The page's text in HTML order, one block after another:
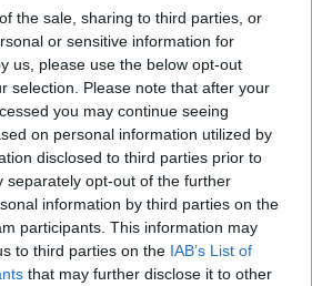
the sale, sharing to third parties, or
or sensitive information for
us, please use the below opt-out
selection. Please note that after your
you may continue seeing
on personal information utilized by
disclosed to third parties prior to
separately opt-out of the further
information by third parties on the
participants. This information may
to third parties on the IAB’s List of
that may further disclose it to other